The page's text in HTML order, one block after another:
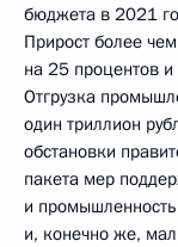
бюджета в 2021
Прирост более
на 25 процентов
Отгрузка
один триллион
обстановки
пакета мер
и
и, конечно же,